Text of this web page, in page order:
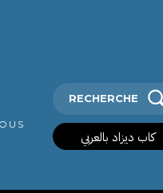
RECHERCHE
كاب ديزاد بالعربي